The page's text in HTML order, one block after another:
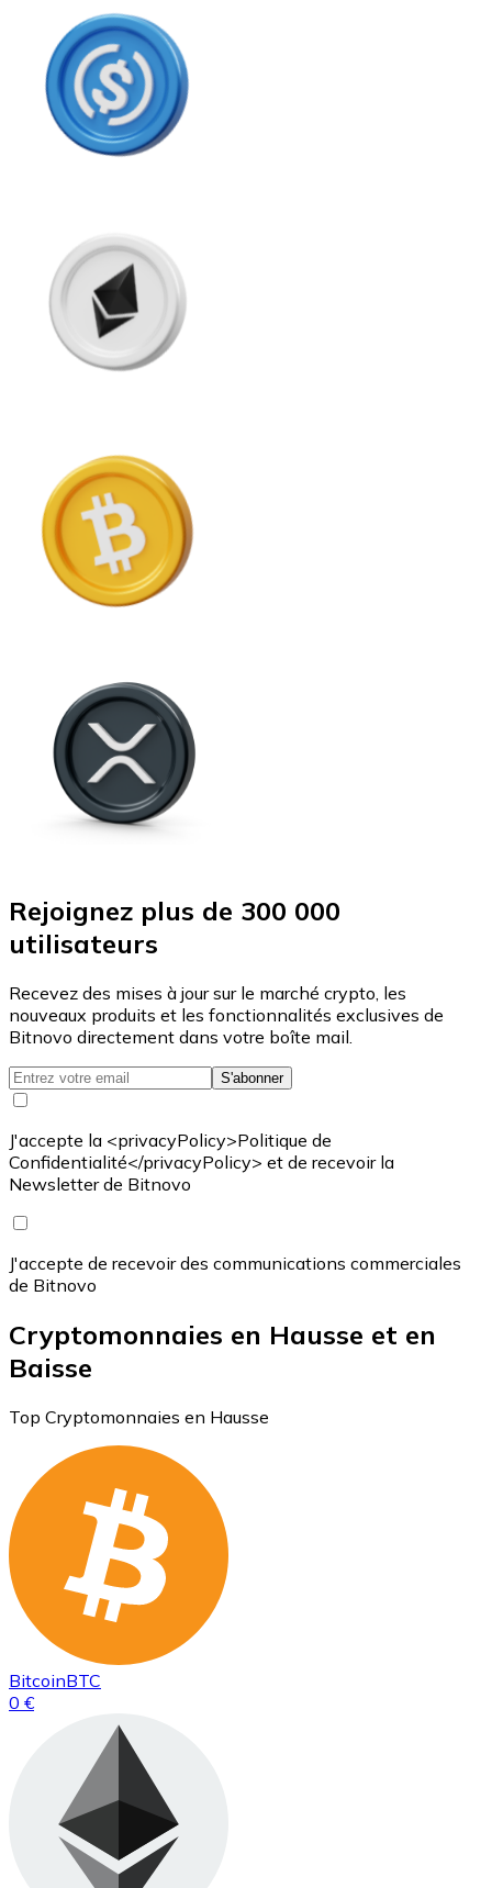
Rejoignez plus de 300 000
utilisateurs
Recevez des mises à jour sur le marché crypto, les
nouveaux produits et les fonctionnalités exclusives de
Bitnovo directement dans votre boîte mail.
S'abonner
J'accepte la <privacyPolicy>Politique de
Confidentialité</privacyPolicy> et de recevoir la
Newsletter de Bitnovo
J'accepte de recevoir des communications commerciales
de Bitnovo
Cryptomonnaies en Hausse et en
Baisse
Top Cryptomonnaies en Hausse
BitcoinBTC
0 €